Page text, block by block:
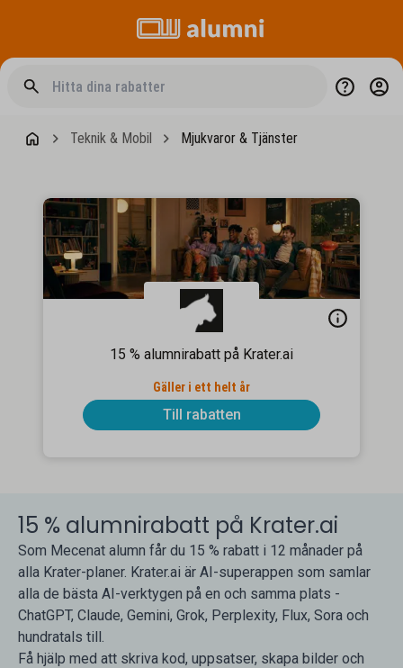
Teknik & Mobil Mjukvaror & Tjänster
15 % alumnirabatt på Krater.ai
Gäller i ett helt år
Till rabatten
15 % alumnirabatt på Krater.ai
Som Mecenat alumn får du 15 % rabatt i 12 månader på
alla Krater-planer. Krater.ai är AI-superappen som samlar
alla de bästa AI-verktygen på en och samma plats -
ChatGPT, Claude, Gemini, Grok, Perplexity, Flux, Sora och
hundratals till.
Få hjälp med att skriva kod, uppsatser, skapa bilder och